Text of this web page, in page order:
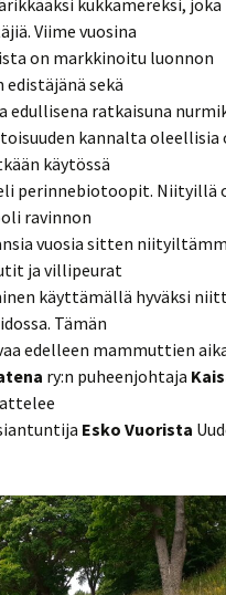
Viime vuosina
on markkinoitu luonnon
sekä
edullisena ratkaisuna
kannalta oleellisia
käytössä
perinnebiotoopit. Niityillä
ravinnon
vuosia sitten
ja villipeurat
käyttämällä hyväksi
Tämän
edelleen mammuttien
ry:n puheenjohtaja
Esko Vuorista